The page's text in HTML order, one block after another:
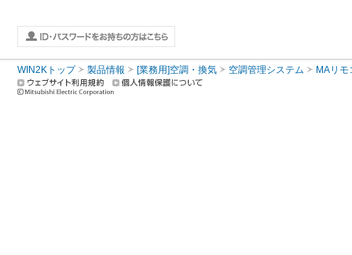
WIN2Kトップ 製品情報 [業務用]空調・換気 空調管理システム MAリモ